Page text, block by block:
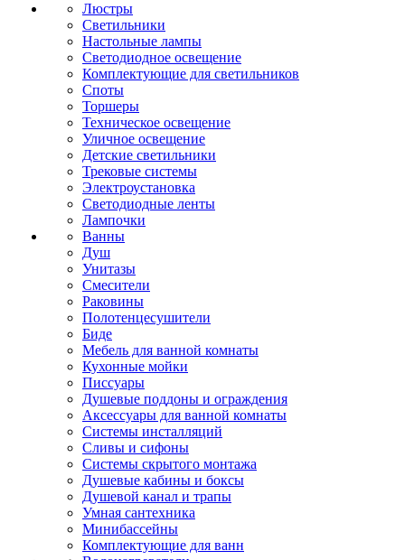
Люстры
Светильники
Настольные лампы
Светодиодное освещение
Комплектующие для светильников
Споты
Торшеры
Техническое освещение
Уличное освещение
Детские светильники
Трековые системы
Электроустановка
Светодиодные ленты
Лампочки
Ванны
Душ
Унитазы
Смесители
Раковины
Полотенцесушители
Биде
Мебель для ванной комнаты
Кухонные мойки
Писсуары
Душевые поддоны и ограждения
Аксессуары для ванной комнаты
Системы инсталляций
Сливы и сифоны
Системы скрытого монтажа
Душевые кабины и боксы
Душевой канал и трапы
Умная сантехника
Минибассейны
Комплектующие для ванн